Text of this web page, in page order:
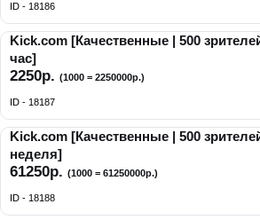
ID - 18186
Kick.com [Качественные | 500
час]
2250р. (1000 = 2250000р.)
ID - 18187
Kick.com [Качественные | 500
неделя]
61250р. (1000 = 61250000р.)
ID - 18188